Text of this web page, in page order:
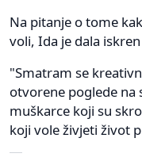
Na pitanje o tome
voli, Ida je dala
"Smatram se
otvorene poglede na
muškarce koji su
koji vole živjeti život